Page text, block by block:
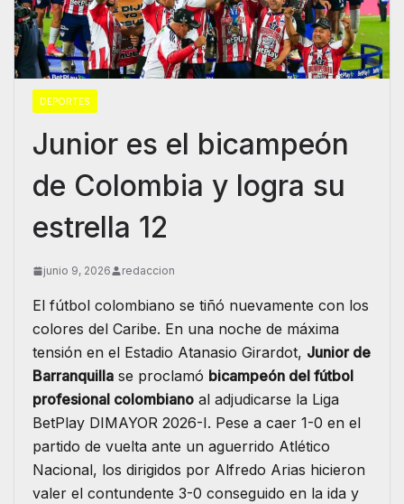
DEPORTES
Junior es el bicampeón
de Colombia y logra su
estrella 12
junio 9, 2026 redaccion
El fútbol colombiano se tiñó nuevamente con los
colores del Caribe. En una noche de máxima
tensión en el Estadio Atanasio Girardot, Junior de
Barranquilla se proclamó bicampeón del fútbol
profesional colombiano al adjudicarse la Liga
BetPlay DIMAYOR 2026-I. Pese a caer 1-0 en el
partido de vuelta ante un aguerrido Atlético
Nacional, los dirigidos por Alfredo Arias hicieron
valer el contundente 3-0 conseguido en la ida y